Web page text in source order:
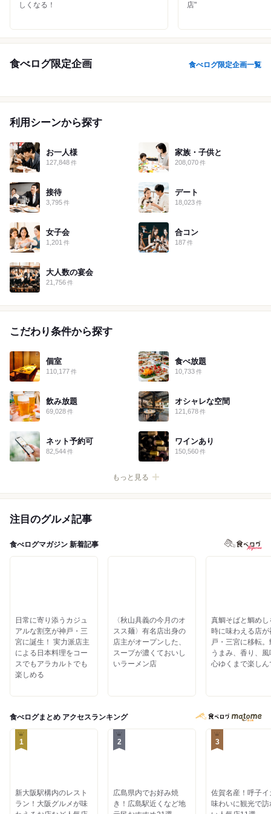
福岡 佐賀 長崎 鹿児島 沖縄
しくなる！
店"
食べログ限定企画 食べログ限定企画一覧
利用シーンから探す
お一人様
127,848件
家族・子供と
208,070 件
接待
3,795件
デート
18,023 件
女子会
1,201 件
合コン
187 件
大人数の宴会
21,756件
こだわり条件から探す
個室
110,177件
食べ放題
10,733 件
飲み放題
69,028件
オシャレな空間
121,678 件
ネット予約可
82,544件
ワインあり
150,560 件
注目のグルメ記事
食べログマガジン 新着記事
日常に寄り添うカジュ
アルな割烹が神戸・三
宮に誕生！ 実力派店主
による日本料理をコー
スでもアラカルトでも
楽しめる
〈秋山具義の今月のオ
スス麺〉有名店出身の
店主がオープンした、
スープが濃くておいし
いラーメン店
真鯛そばと鯛めし
時に味わえる店が
戸・三宮に移転。
うまみ、香り、風
心ゆくまで楽しん
食べログまとめ アクセスランキング
1
新大阪駅構内のレスト
ラン！大阪グルメが味
2
広島県内でお好み焼
き！広島駅近くなど地
3
佐賀名産！呼子イ
味わいに観光で訪